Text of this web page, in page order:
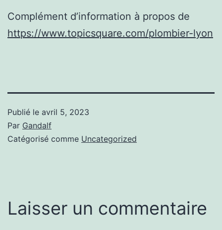
Complément d’information à propos de
https://www.topicsquare.com/plombier-lyon
Publié le avril 5, 2023
Par Gandalf
Catégorisé comme Uncategorized
Laisser un commentaire